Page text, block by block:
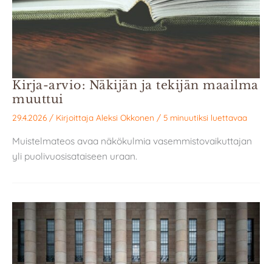
Kirja-arvio: Näkijän ja tekijän maailma
muuttui
29.4.2026 / Kirjoittaja Aleksi Okkonen / 5 minuutiksi luettavaa
Muistelmateos avaa näkökulmia vasemmistovaikuttajan
yli puolivuosisataiseen uraan.